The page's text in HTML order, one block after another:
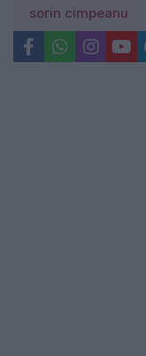
sorin cimpeanu